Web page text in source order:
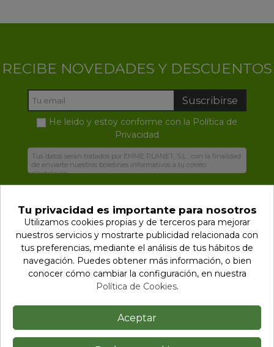
RECIBE NOVEDADES Y DESCUENTOS
Suscribirse
He leido y estoy conforme con la Política de
Privacidad
Biodegradables.es con el medio ambiente
Información
Síguenos
Tu privacidad es importante para nosotros
Utilizamos cookies propias y de terceros para mejorar
nuestros servicios y mostrarte publicidad relacionada con
tus preferencias, mediante el análisis de tus hábitos de
navegación. Puedes obtener más información, o bien
conocer cómo cambiar la configuración, en nuestra
Política de Cookies.
Aceptar